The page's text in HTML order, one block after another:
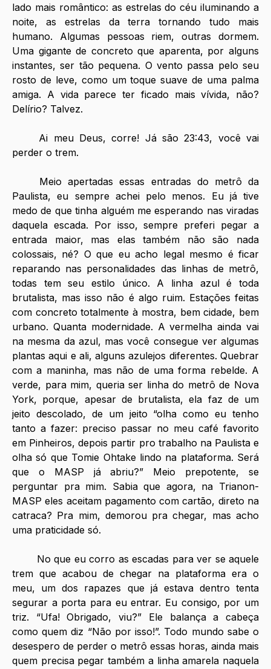
lado mais romântico: as estrelas do céu iluminando a
noite, as estrelas da terra tornando tudo mais
humano. Algumas pessoas riem, outras dormem.
Uma gigante de concreto que aparenta, por alguns
instantes, ser tão pequena. O vento passa pelo seu
rosto de leve, como um toque suave de uma palma
amiga. A vida parece ter ficado mais vívida, não?
Delírio? Talvez.
perder o trem.
Paulista, eu sempre achei pelo menos. Eu já tive
medo de que tinha alguém me esperando nas viradas
daquela escada. Por isso, sempre preferi pegar a
entrada maior, mas elas também não são nada
colossais, né? O que eu acho legal mesmo é ficar
reparando nas personalidades das linhas de metrô,
todas tem seu estilo único. A linha azul é toda
brutalista, mas isso não é algo ruim. Estações feitas
com concreto totalmente à mostra, bem cidade, bem
urbano. Quanta modernidade. A vermelha ainda vai
na mesma da azul, mas você consegue ver algumas
plantas aqui e ali, alguns azulejos diferentes. Quebrar
com a maninha, mas não de uma forma rebelde. A
verde, para mim, queria ser linha do metrô de Nova
York, porque, apesar de brutalista, ela faz de um
jeito descolado, de um jeito “olha como eu tenho
tanto a fazer: preciso passar no meu café favorito
em Pinheiros, depois partir pro trabalho na Paulista e
olha só que Tomie Ohtake lindo na plataforma. Será
que o MASP já abriu?” Meio prepotente, se
perguntar pra mim. Sabia que agora, na Trianon-
MASP eles aceitam pagamento com cartão, direto na
catraca? Pra mim, demorou pra chegar, mas acho
uma praticidade só.
trem que acabou de chegar na plataforma era o
meu, um dos rapazes que já estava dentro tenta
segurar a porta para eu entrar. Eu consigo, por um
triz. “Ufa! Obrigado, viu?” Ele balança a cabeça
como quem diz “Não por isso!”. Todo mundo sabe o
desespero de perder o metrô essas horas, ainda mais
quem precisa pegar também a linha amarela naquela